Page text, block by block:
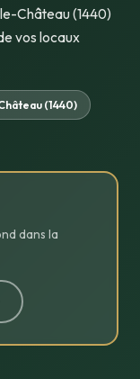
Château (1440)
vos locaux
(1440)
dans la